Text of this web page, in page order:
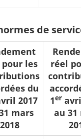
de
les
du
2017
mars
2018
réel
1er
au 31